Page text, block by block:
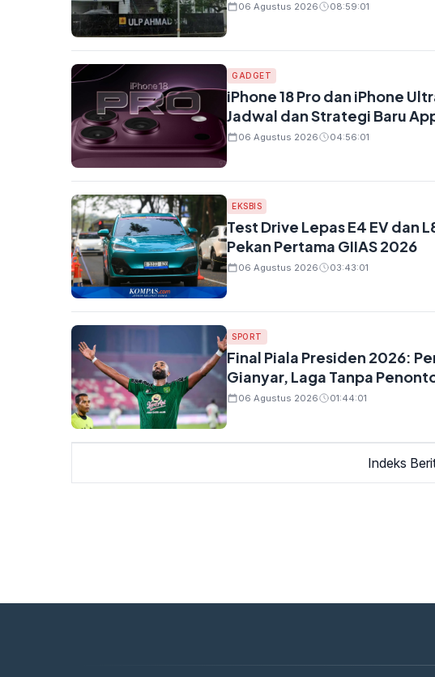
06 Agustus 2026 08:59:01
GADGET
iPhone 18 Pro dan iPhone
Jadwal dan Strategi Baru
06 Agustus 2026 04:56:01
EKSBIS
Test Drive Lepas E4 EV dan
Pekan Pertama GIIAS 2026
06 Agustus 2026 03:43:01
SPORT
Final Piala Presiden 2026:
Gianyar, Laga Tanpa
06 Agustus 2026 01:44:01
Indeks